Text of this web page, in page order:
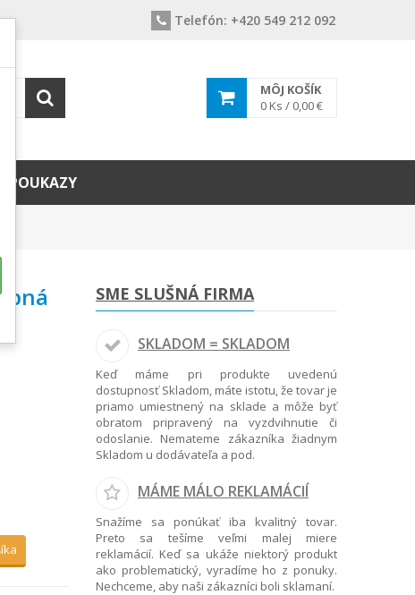
Telefón: +420 549 212 092
MÔJ KOŠÍK
0 Ks / 0,00 €
POUKAZY
SME SLUŠNÁ FIRMA
SKLADOM = SKLADOM
Keď máme pri produkte uvedenú
dostupnosť Skladom, máte istotu, že tovar je
priamo umiestnený na sklade a môže byť
obratom pripravený na vyzdvihnutie či
odoslanie. Nemateme zákazníka žiadnym
Skladom u dodávateľa a pod.
MÁME MÁLO REKLAMÁCIÍ
Snažíme sa ponúkať iba kvalitný tovar.
Preto sa tešíme veľmi malej miere
reklamácií. Keď sa ukáže niektorý produkt
ako problematický, vyradíme ho z ponuky.
Nechceme, aby naši zákazníci boli sklamaní.